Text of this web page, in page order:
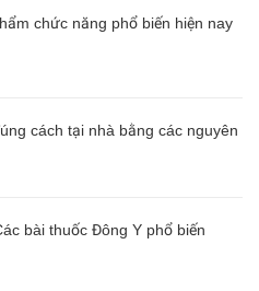
chức năng phổ biến hiện nay
cách tại nhà bằng các nguyên
bài thuốc Đông Y phổ biến